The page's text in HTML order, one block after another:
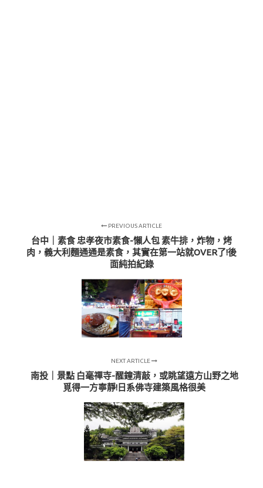
PREVIOUS ARTICLE
台中｜素食 忠孝夜市素食-懶人包 素牛排，炸物，烤
肉，義大利麵通通是素食，其實在第一站就OVER了!後
面純拍紀錄
NEXT ARTICLE
南投｜景點 白毫禪寺-醒鐘清敲，或眺望遠方山野之地
覓得一方寧靜!日系佛寺建築風格很美